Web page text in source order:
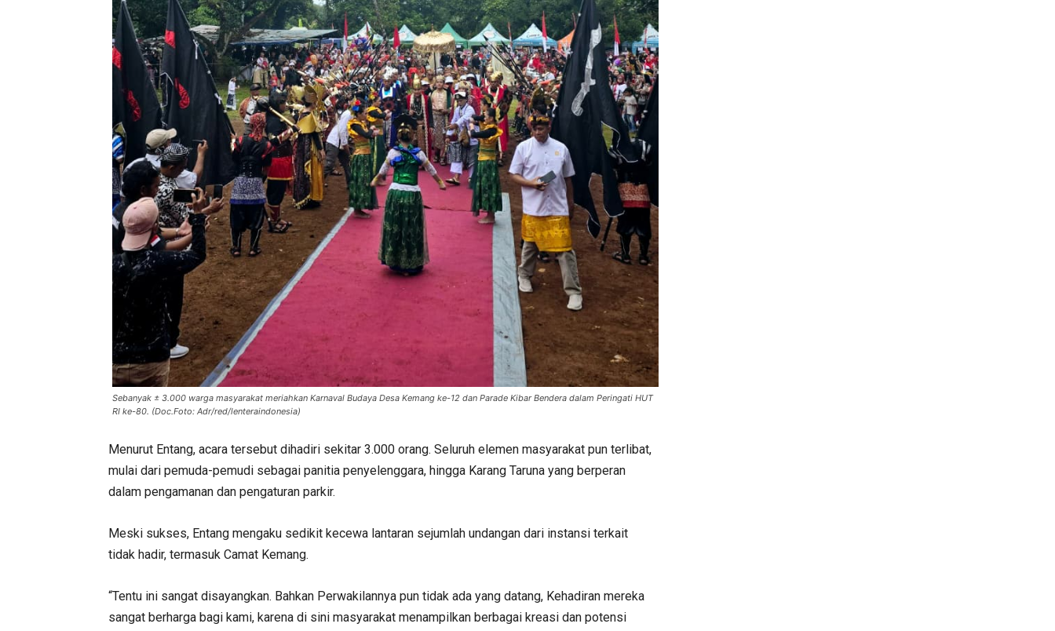
Sebanyak ± 3.000 warga masyarakat meriahkan Karnaval Budaya Desa Kemang ke-12 dan Parade Kibar Bendera dalam Peringati HUT
RI ke-80. (Doc.Foto: Adr/red/lenteraindonesia)
Menurut Entang, acara tersebut dihadiri sekitar 3.000 orang. Seluruh elemen masyarakat pun terlibat,
mulai dari pemuda-pemudi sebagai panitia penyelenggara, hingga Karang Taruna yang berperan
dalam pengamanan dan pengaturan parkir.
Meski sukses, Entang mengaku sedikit kecewa lantaran sejumlah undangan dari instansi terkait
tidak hadir, termasuk Camat Kemang.
“Tentu ini sangat disayangkan. Bahkan Perwakilannya pun tidak ada yang datang, Kehadiran mereka
sangat berharga bagi kami, karena di sini masyarakat menampilkan berbagai kreasi dan potensi